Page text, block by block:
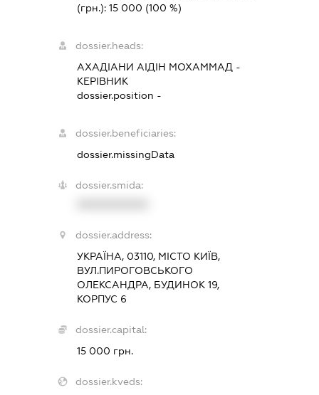
(грн.):15 000 (100 %)
dossier.heads:
АХАДІАНИ АІДІН МОХАММАД -
КЕРІВНИК
dossier.position -
dossier.beneficiaries:
dossier.missingData
dossier.smida:
dossier.address:
УКРАЇНА, 03110, МІСТО КИЇВ,
ВУЛ.ПИРОГОВСЬКОГО
ОЛЕКСАНДРА, БУДИНОК 19,
КОРПУС 6
dossier.capital:
15 000 грн.
dossier.kveds: